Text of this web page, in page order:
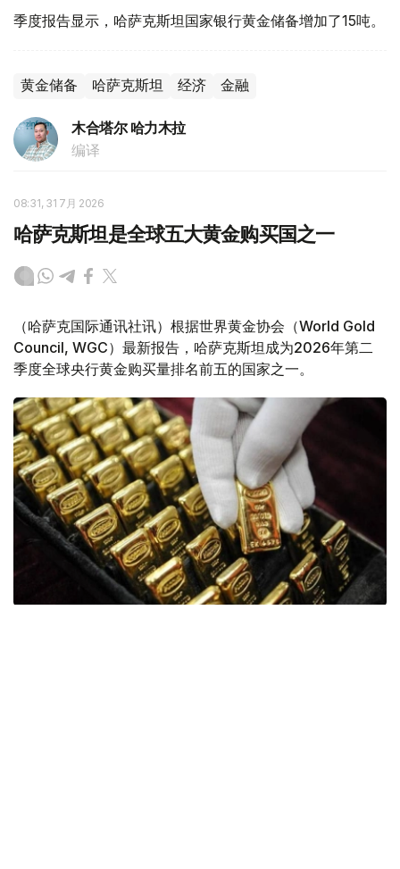
季度报告显示，哈萨克斯坦国家银行黄金储备增加了15吨。
黄金储备 哈萨克斯坦 经济 金融
木合塔尔 哈力木拉
编译
08:31, 31 7月 2026
哈萨克斯坦是全球五大黄金购买国之一
（哈萨克国际通讯社讯）根据世界黄金协会（World Gold
Council, WGC）最新报告，哈萨克斯坦成为2026年第二
季度全球央行黄金购买量排名前五的国家之一。